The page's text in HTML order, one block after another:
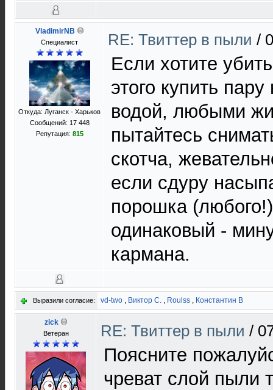
VladimirNB
Специалист
Откуда: Луганск - Харьков
Сообщений: 17 448
Репутация: 815
RE: Твиттер в пыли /
Если хотите
этого купить
водой, любыми
пытайтесь
скотча,
если сдуру
порошка
одинаковый -
кармана.
Выразили согласие: vd-two , Виктор С. , Roulss , Константин В
zick
Ветеран RE: Твиттер в пыли /
Поясните
чреват слой пыли